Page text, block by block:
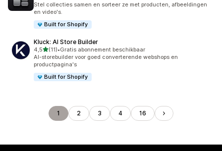
Stel collecties samen en sorteer ze met producten, afbeeldingen
en video's.
Built for Shopify
Kluck: AI Store Builder
4,5van 5 sterren
(11)
11 recensies in totaal
•Gratis abonnement beschikbaar
AI-storebuilder voor goed converterende webshops en
productpagina's
Built for Shopify
1 2 3 4 16